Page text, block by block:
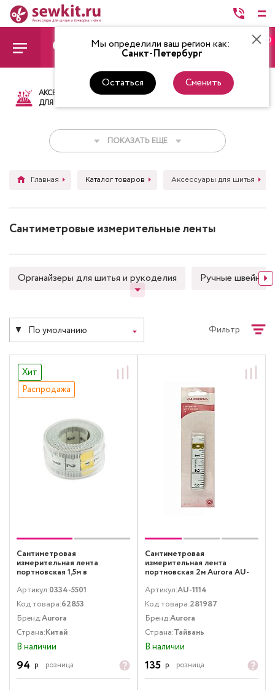
Мы определили ваш регион как:
Санкт-Петербург
Остаться Сменить
0
АКСЕССУАРЫ
ДЛЯ ШИТЬЯ
ТКАНИ НИТКИ
ПОКАЗАТЬ ЕЩЕ
Главная Каталог товаров Аксессуары для шитья
Сантиметровые измерительные ленты
Органайзеры для шитья и рукоделия Ручные швейные
По умолчанию Фильтр
Хит
Распродажа
Сантиметровая
измерительная лента
портновская 1,5м в
коробочке Aurora 0334-5501
Артикул:0334-5501
Код товара:62853
Бренд:Aurora
Страна:Китай
В наличии
94 р. розница
Сантиметровая
измерительная лента
портновская 2м Aurora AU-
Артикул:AU-1114
Код товара:281987
Бренд:Aurora
Страна:Тайвань
В наличии
135 р. розница